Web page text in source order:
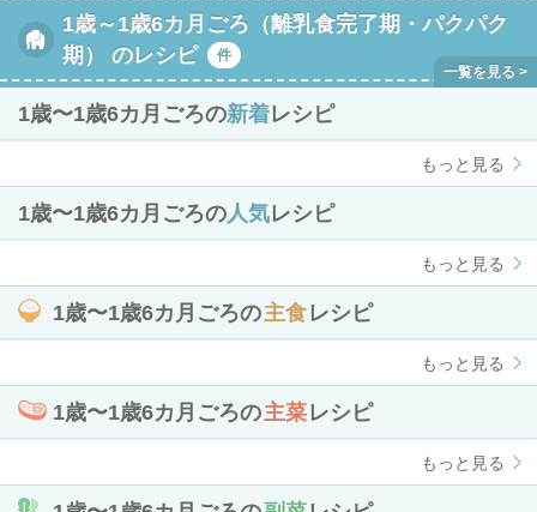
1歳～1歳6カ月ごろ（離乳食完了期・パクパク
期） のレシピ
件
1歳〜1歳6カ月ごろの新着レシピ
もっと見る
1歳〜1歳6カ月ごろの人気レシピ
もっと見る
1歳〜1歳6カ月ごろの主食レシピ
もっと見る
1歳〜1歳6カ月ごろの主菜レシピ
もっと見る